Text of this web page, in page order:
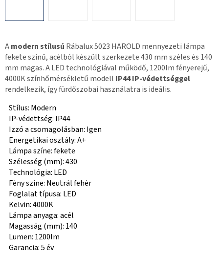
Amodern stílusú Rábalux 5023 HAROLD mennyezeti lámpa
fekete színű, acélból készült szerkezete 430 mm széles és 140
mm magas. A LED technológiával működő, 1200lm fényerejű,
4000K színhőmérsékletű modell IP44 IP-védettséggel
rendelkezik, így fürdőszobai használatra is ideális.
Stílus: Modern
IP-védettség: IP44
Izzó a csomagolásban: Igen
Energetikai osztály: A+
Lámpa színe: fekete
Szélesség (mm): 430
Technológia: LED
Fény színe: Neutrál fehér
Foglalat típusa: LED
Kelvin: 4000K
Lámpa anyaga: acél
Magasság (mm): 140
Lumen: 1200lm
Garancia: 5 év